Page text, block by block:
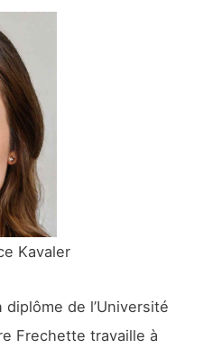
Kavaler
de l’Université
Frechette travaille à